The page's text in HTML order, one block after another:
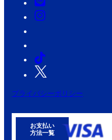
プライバシーポリシー
お支払い
方法一覧